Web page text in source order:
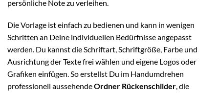
persönliche Note zu verleihen.
Die Vorlage ist einfach zu bedienen und kann in wenigen
Schritten an Deine individuellen Bedürfnisse angepasst
werden. Du kannst die Schriftart, Schriftgröße, Farbe und
Ausrichtung der Texte frei wählen und eigene Logos oder
Grafiken einfügen. So erstellst Du im Handumdrehen
professionell aussehendeOrdner Rückenschilder, die